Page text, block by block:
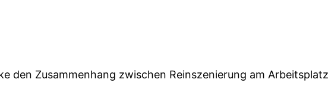
den Zusammenhang zwischen Reinszenierung am